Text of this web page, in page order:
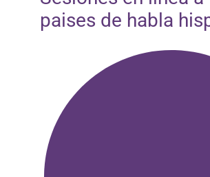
paises de habla